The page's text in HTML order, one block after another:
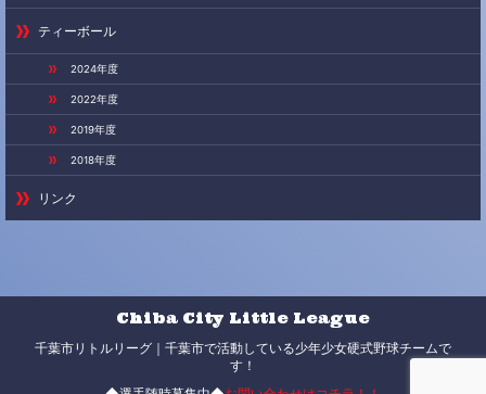
ティーボール
2024年度
2022年度
2019年度
2018年度
リンク
Chiba City Little League
千葉市リトルリーグ｜千葉市で活動している少年少女硬式野球チームで
す！